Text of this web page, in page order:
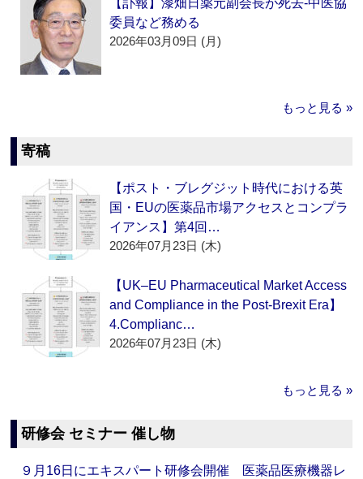
【訃報】漆畑日薬元副会長が死去‐中医協
委員など務める
2026年03月09日 (月)
もっと見る »
寄稿
【ポスト・ブレグジット時代における英
国・EUの医薬品市場アクセスとコンプラ
イアンス】第4回…
2026年07月23日 (木)
【UK–EU Pharmaceutical Market Access
and Compliance in the Post-Brexit Era】
4.Complianc…
2026年07月23日 (木)
もっと見る »
研修会 セミナー 催し物
９月16日にエキスパート研修会開催 医薬品医療機器レ